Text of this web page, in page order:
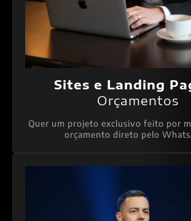
Sites e Landing
Orçamentos
Quer um projeto exclusivo feito por
orçamento direto pelo